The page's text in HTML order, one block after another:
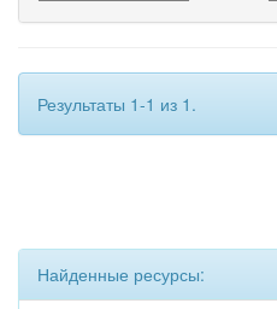
Результаты 1-1 из 1.
Найденные ресурсы: